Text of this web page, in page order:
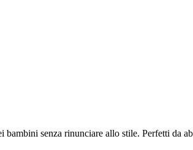
senza rinunciare allo stile. Perfetti da